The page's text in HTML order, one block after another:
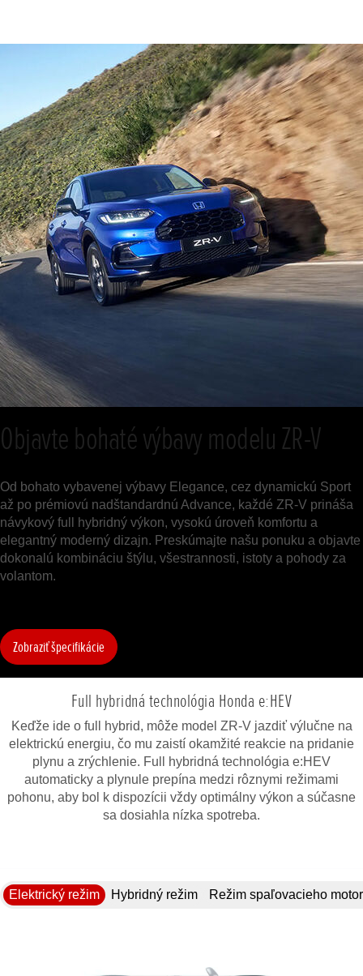
Objavte bohaté výbavy modelu ZR-V
Od bohato vybavenej výbavy Elegance, cez dynamickú Sport
až po prémiovú nadštandardnú Advance, každé ZR-V prináša
návykový full hybridný výkon, vysokú úroveň komfortu a
elegantný moderný dizajn. Preskúmajte našu ponuku a objavte
dokonalú kombináciu štýlu, všestrannosti, istoty a pohody za
volantom.
Zobraziť špecifikácie
Full hybridná technológia Honda e:HEV
Keďže ide o full hybrid, môže model ZR-V jazdiť výlučne na
elektrickú energiu, čo mu zaistí okamžité reakcie na pridanie
plynu a zrýchlenie. Full hybridná technológia e:HEV
automaticky a plynule prepína medzi rôznymi režimami
pohonu, aby bol k dispozícii vždy optimálny výkon a súčasne
sa dosiahla nízka spotreba.
Elektrický režim Hybridný režim Režim spaľovacieho